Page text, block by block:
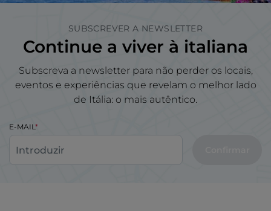
SUBSCREVER A NEWSLETTER
Continue a viver à italiana
Subscreva a newsletter para não perder os locais,
eventos e experiências que revelam o melhor lado
de Itália: o mais autêntico.
E-MAIL